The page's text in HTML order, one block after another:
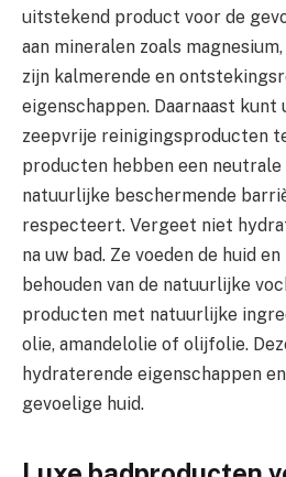
uitstekend product voor de
aan mineralen zoals
zijn kalmerende en
eigenschappen. Daarnaast kunt
zeepvrije reinigingsproducten
producten hebben een neutrale
natuurlijke beschermende
respecteert. Vergeet niet
na uw bad. Ze voeden de huid
behouden van de natuurlijke
producten met natuurlijke
olie, amandelolie of olijfolie.
hydraterende eigenschappen
gevoelige huid.